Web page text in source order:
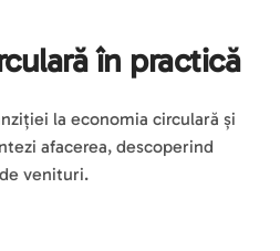
în practică
la economia circulară și
afacerea, descoperind
venituri.